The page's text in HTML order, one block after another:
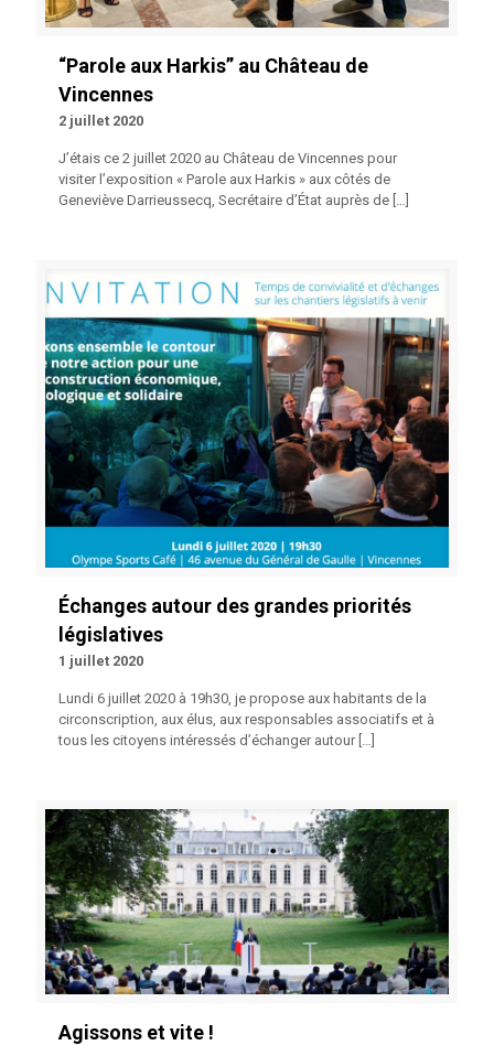
“Parole aux Harkis” au Château de
Vincennes
2 juillet 2020
J’étais ce 2 juillet 2020 au Château de Vincennes pour
visiter l’exposition « Parole aux Harkis » aux côtés de
Geneviève Darrieussecq, Secrétaire d’État auprès de […]
Échanges autour des grandes priorités
législatives
1 juillet 2020
Lundi 6 juillet 2020 à 19h30, je propose aux habitants de la
circonscription, aux élus, aux responsables associatifs et à
tous les citoyens intéressés d’échanger autour[…]
Agissons et vite !